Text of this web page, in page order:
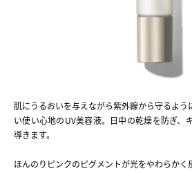
肌にうるおいを与えながら紫外線から守るよ
い使い心地のUV美容液。日中の乾燥を防ぎ、
導きます。
ほんのりピンクのピグメントが光をやわらか